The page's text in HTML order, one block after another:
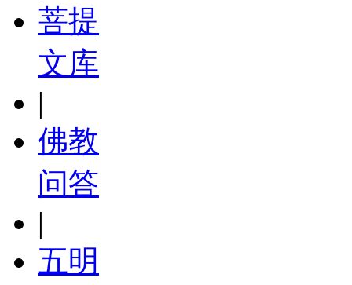
菩提
文库
|
佛教
问答
|
五明